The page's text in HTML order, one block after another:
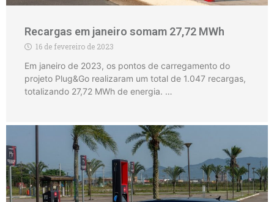
Recargas em janeiro somam 27,72 MWh
16 de fevereiro de 2023
Em janeiro de 2023, os pontos de carregamento do
projeto Plug&Go realizaram um total de 1.047 recargas,
totalizando 27,72 MWh de energia. …